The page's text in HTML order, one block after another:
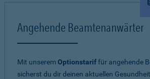
Angehende Beamtenanwärter
Mit unseremOptionstariffür angehende
sicherst du dir deinen aktuellen